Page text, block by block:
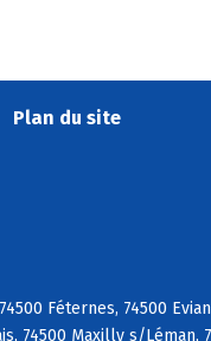
Plan du site
Féternes, 74500
74500 Maxilly s/Léman,